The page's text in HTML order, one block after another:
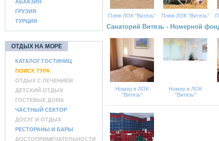
АБХАЗИЯ
ГРУЗИЯ
ТУРЦИЯ
ОТДЫХ НА МОРЕ
КАТАЛОГ ГОСТИНИЦ
ПОИСК ТУРА
ОТДЫХ С ЛЕЧЕНИЕМ
ДЕТСКИЙ ОТДЫХ
ГОСТЕВЫЕ ДОМА
ЧАСТНЫЙ СЕКТОР
ДОСУГ И ОТДЫХ
РЕСТОРАНЫ И БАРЫ
ДОСТОПРИМЕЧАТЕЛЬНОСТИ
Пляж ЛОК "Витязь" Пляж ЛОК "Витязь"
Санаторий Витязь - Номерной
Номер в ЛОК
"Витязь"
Номер в ЛОК
"Витязь"